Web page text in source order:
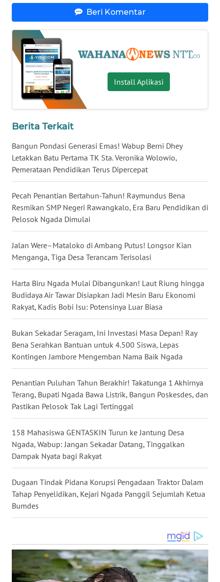
Beri Komentar
Install Aplikasi
Berita Terkait
Bangun Pondasi Generasi Emas! Wabup Berni Dhey
Letakkan Batu Pertama TK Sta. Veronika Wolowio,
Pemerataan Pendidikan Terus Dipercepat
Pecah Penantian Bertahun-Tahun! Raymundus Bena
Resmikan SMP Negeri Rawangkalo, Era Baru Pendidikan di
Pelosok Ngada Dimulai
Jalan Were–Mataloko di Ambang Putus! Longsor Kian
Menganga, Tiga Desa Terancam Terisolasi
Harta Biru Ngada Mulai Dibangunkan! Laut Riung hingga
Budidaya Air Tawar Disiapkan Jadi Mesin Baru Ekonomi
Rakyat, Kadis Bobi Isu: Potensinya Luar Biasa
Bukan Sekadar Seragam, Ini Investasi Masa Depan! Ray
Bena Serahkan Bantuan untuk 4.500 Siswa, Lepas
Kontingen Jambore Mengemban Nama Baik Ngada
Penantian Puluhan Tahun Berakhir! Takatunga 1 Akhirnya
Terang, Bupati Ngada Bawa Listrik, Bangun Poskesdes, dan
Pastikan Pelosok Tak Lagi Tertinggal
158 Mahasiswa GENTASKIN Turun ke Jantung Desa
Ngada, Wabup: Jangan Sekadar Datang, Tinggalkan
Dampak Nyata bagi Rakyat
Dugaan Tindak Pidana Korupsi Pengadaan Traktor Dalam
Tahap Penyelidikan, Kejari Ngada Panggil Sejumlah Ketua
Bumdes
KALTENG
WN
KALTARA
WN
KALSEL
KALTIM
WN
SULSEL
WN
GORONTALO
WN
SULUT
WN
MALUKU
WN
WN
DAIRI
DANAU
TOBA
WN
NIAS
LANGKAT
WN
TAPANULI
WN
TANJUNG
LESUNG